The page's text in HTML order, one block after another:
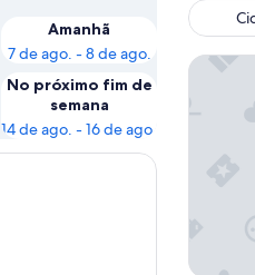
Amanhã
7 de ago. - 8 de ago.
No próximo fim de
semana
14 de ago. - 16 de ago.
Hotel